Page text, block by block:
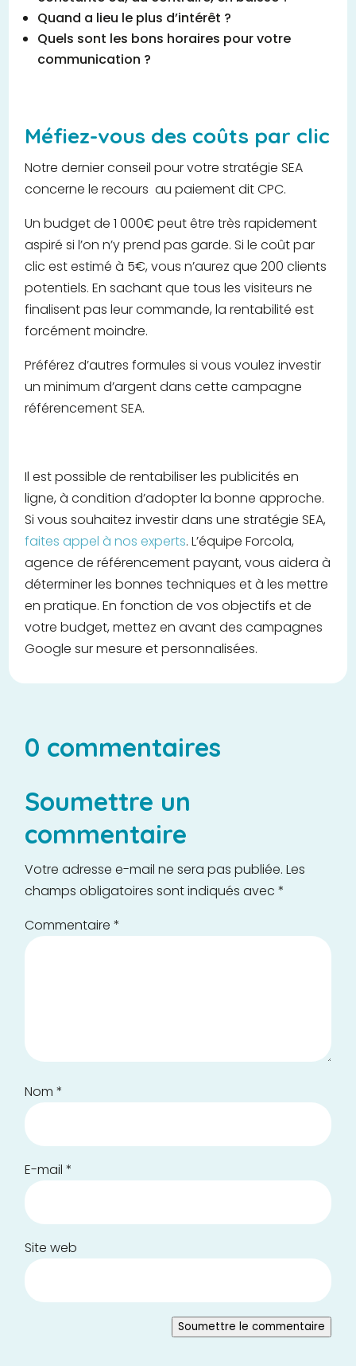
Quand a lieu le plus d’intérêt ?
Quels sont les bons horaires pour votre
communication ?
Méfiez-vous des coûts par clic
Notre dernier conseil pour votre stratégie SEA
concerne le recours au paiement dit CPC.
Un budget de 1 000€ peut être très rapidement
aspiré si l’on n’y prend pas garde. Si le coût par
clic est estimé à 5€, vous n’aurez que 200 clients
potentiels. En sachant que tous les visiteurs ne
finalisent pas leur commande, la rentabilité est
forcément moindre.
Préférez d’autres formules si vous voulez investir
un minimum d’argent dans cette campagne
référencement SEA.
Il est possible de rentabiliser les publicités en
ligne, à condition d’adopter la bonne approche.
Si vous souhaitez investir dans une stratégie SEA,
faites appel à nos experts. L’équipe Forcola,
agence de référencement payant, vous aidera à
déterminer les bonnes techniques et à les mettre
en pratique. En fonction de vos objectifs et de
votre budget, mettez en avant des campagnes
Google sur mesure et personnalisées.
0 commentaires
Soumettre un
commentaire
Votre adresse e-mail ne sera pas publiée. Les
champs obligatoires sont indiqués avec*
Commentaire*
Nom*
E-mail*
Site web
Soumettre le commentaire